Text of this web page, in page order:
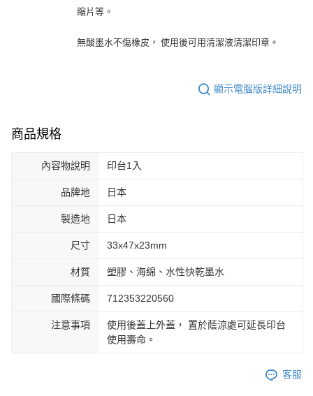
縮片等。
無酸墨水不傷橡皮， 使用後可用清潔液清潔印章。
顯示電腦版詳細說明
商品規格
內容物說明 印台1入
品牌地 日本
製造地 日本
尺寸 33x47x23mm
材質 塑膠、海綿、水性快乾墨水
國際條碼 712353220560
注意事項
使用後蓋上外蓋， 置於蔭涼處可延長印台
使用壽命。
客服